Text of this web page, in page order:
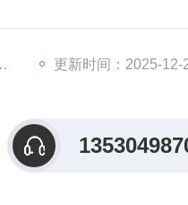
仪选件更新时间：2025-12-